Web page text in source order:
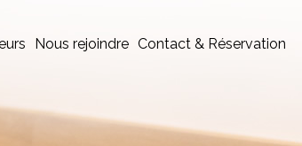
Nous rejoindre Contact & Réservation